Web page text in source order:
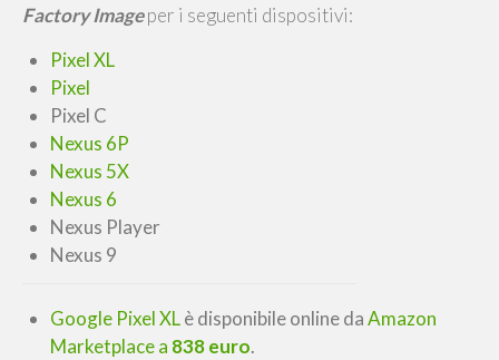
Factory Imageper i seguenti dispositivi:
Pixel XL
Pixel
Pixel C
Nexus 6P
Nexus 5X
Nexus 6
Nexus Player
Nexus 9
Google Pixel XLè disponibile online daAmazon
Marketplace a 838 euro.